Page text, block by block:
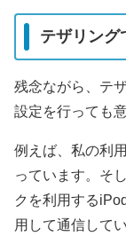
テザリング
残念ながら、テ
設定を行っても
例えば、私の利
っています。そ
クを利用する
用して通信してい